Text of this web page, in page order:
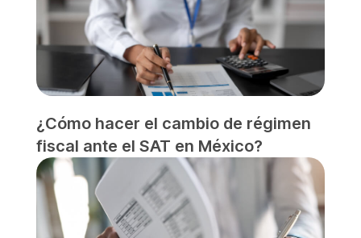
¿Cómo hacer el cambio de régimen
fiscal ante el SAT en México?